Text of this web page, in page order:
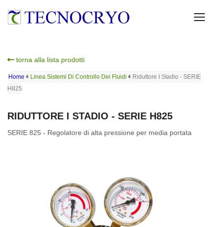
torna alla lista prodotti
Home Linea Sistemi Di Controllo Dei Fluidi
Riduttore I Stadio - SERIE
H825
RIDUTTORE I STADIO - SERIE H825
SERIE 825 - Regolatore di alta pressione per media portata